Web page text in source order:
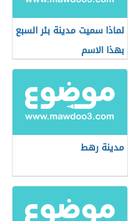
لماذا سميت مدينة بئر السبع
بهذا الاسم
مدينة رهط